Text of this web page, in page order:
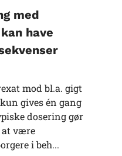
med
have
mod bl.a. gigt
gives én gang
dosering gør
at være
i beh...